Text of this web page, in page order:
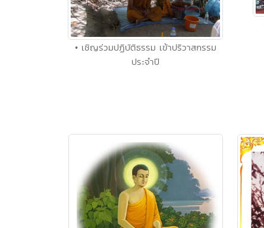
• เชิญร่วมปฏิบัติธรรม เข้าปริวาสกรรม
ประจำปี